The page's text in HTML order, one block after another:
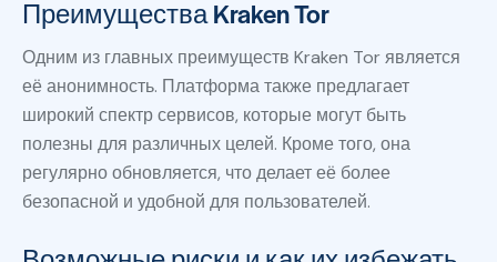
Преимущества Kraken Tor
Одним из главных преимуществ Kraken Tor является
её анонимность. Платформа также предлагает
широкий спектр сервисов, которые могут быть
полезны для различных целей. Кроме того, она
регулярно обновляется, что делает её более
безопасной и удобной для пользователей.